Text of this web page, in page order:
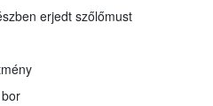
erjedt szőlőmust